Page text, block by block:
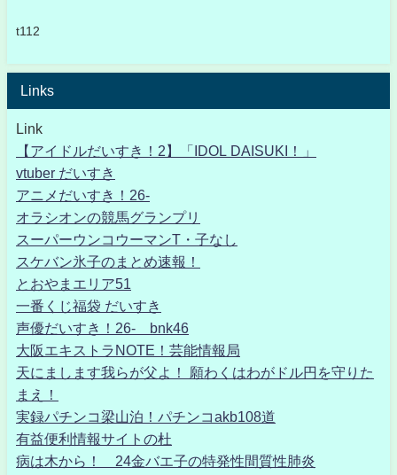
t112
Links
Link
【アイドルだいすき！2】「IDOL DAISUKI！」
vtuber だいすき
アニメだいすき！26-
オラシオンの競馬グランプリ
スーパーウンコウーマンT・子なし
スケバン氷子のまとめ速報！
とおやまエリア51
一番くじ福袋 だいすき
声優だいすき！26- bnk46
大阪エキストラNOTE！芸能情報局
天にまします我らが父よ！ 願わくはわがドル円を守りた
まえ！
実録パチンコ梁山泊！パチンコakb108道
有益便利情報サイトの杜
病は木から！ 24金バエ子の特発性間質性肺炎